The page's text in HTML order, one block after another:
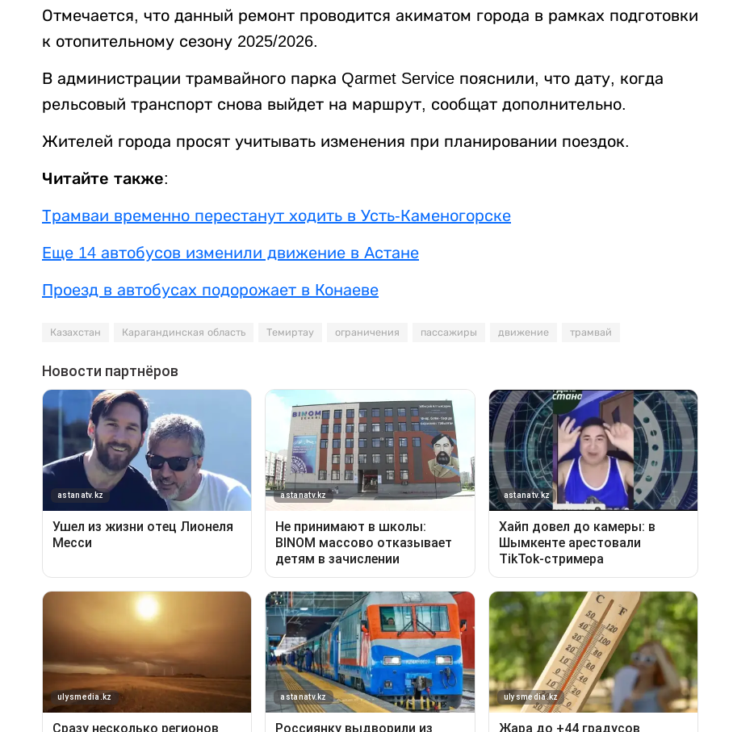
Отмечается, что данный ремонт проводится акиматом города в рамках подготовки
к отопительному сезону 2025/2026.
В администрации трамвайного парка Qarmet Service пояснили, что дату, когда
рельсовый транспорт снова выйдет на маршрут, сообщат дополнительно.
Жителей города просят учитывать изменения при планировании поездок.
Читайте также:
Трамваи временно перестанут ходить в Усть-Каменогорске
Еще 14 автобусов изменили движение в Астане
Проезд в автобусах подорожает в Конаеве
Казахстан Карагандинская область Темиртау ограничения пассажиры движение трамвай